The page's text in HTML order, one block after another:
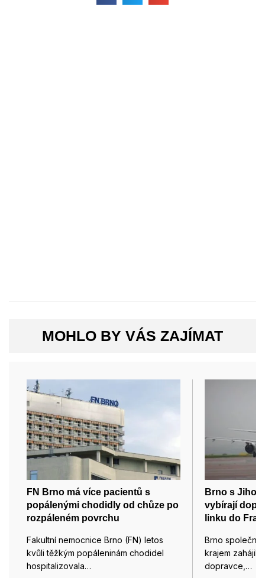
MOHLO BY VÁS ZAJÍMAT
FN Brno má více pacientů s
popálenými chodidly od chůze po
rozpáleném povrchu
Fakultní nemocnice Brno (FN) letos
kvůli těžkým popáleninám chodidel
hospitalizovala…
Brno s
vybírají
linku do
Brno společně
krajem
dopravce,…